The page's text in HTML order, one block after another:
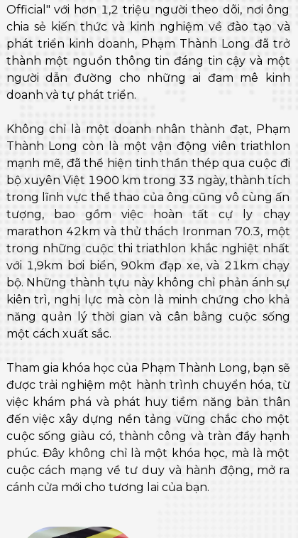
Official" với hơn 1,2 triệu người theo dõi, nơi ông
chia sẻ kiến thức và kinh nghiệm về đào tạo và
phát triển kinh doanh, Phạm Thành Long đã trở
thành một nguồn thông tin đáng tin cậy và một
người dẫn đường cho những ai đam mê kinh
doanh và tự phát triển.
Không chỉ là một doanh nhân thành đạt, Phạm
Thành Long còn là một vận động viên triathlon
mạnh mẽ, đã thể hiện tinh thần thép qua cuộc đi
bộ xuyên Việt 1900 km trong 33 ngày, thành tích
trong lĩnh vực thể thao của ông cũng vô cùng ấn
tượng, bao gồm việc hoàn tất cự ly chạy
marathon 42km và thử thách Ironman 70.3, một
trong những cuộc thi triathlon khắc nghiệt nhất
với 1,9km bơi biển, 90km đạp xe, và 21km chạy
bộ. Những thành tựu này không chỉ phản ánh sự
kiên trì, nghị lực mà còn là minh chứng cho khả
năng quản lý thời gian và cân bằng cuộc sống
một cách xuất sắc.
Tham gia khóa học của Phạm Thành Long, bạn sẽ
được trải nghiệm một hành trình chuyển hóa, từ
việc khám phá và phát huy tiềm năng bản thân
đến việc xây dựng nền tảng vững chắc cho một
cuộc sống giàu có, thành công và tràn đầy hạnh
phúc. Đây không chỉ là một khóa học, mà là một
cuộc cách mạng về tư duy và hành động, mở ra
cánh cửa mới cho tương lai của bạn.